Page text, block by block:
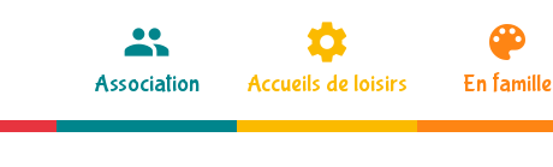
Association Accueils de loisirs En famille